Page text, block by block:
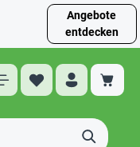
Angebote
entdecken